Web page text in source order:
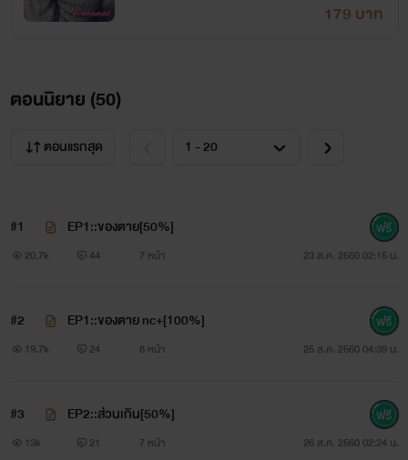
...กวางน้อย สายอ่อย...
"หากคิดว่าเป็นเหยื่อ...อย่าลืมว่าเสือร้องไห้ก็มี!"
179 บาท
ตอนนิยาย (50)
ตอนแรกสุด
#1 EP1::ของตาย[50%]
20.7k 44 7 หน้า 23 ส.ค. 2560 02:15 น.
#2 EP1::ของตาย nc+[100%]
19.7k 24 8 หน้า 25 ส.ค. 2560 04:39 น.
#3 EP2::ส่วนเกิน[50%]
13k 21 7 หน้า 26 ส.ค. 2560 02:24 น.